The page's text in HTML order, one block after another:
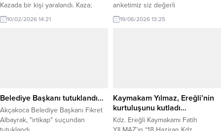
Kazada bir kişi yaralandı. Kaza;
akşam saatleri üzerinde Alaplı-
Yığılca yolunda meydana geldi.
sağlık ekipleri yönlendirildi. Sağlık
ekiplerinin olay...
10/02/2026 14:21
anketimiz siz değerli
okuyucularımızın oyları ile
belirlendi.
19/06/2026 13:25
Belediye Başkanı tutuklandı…
Akçakoca Belediye Başkanı Fikret
Albayrak, "irtikap" suçundan
Kaymakam Yılmaz, Ereğli’nin
kurtuluşunu kutladı…
Kdz. Ereğli Kaymakamı Fatih